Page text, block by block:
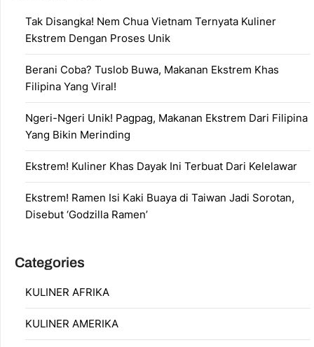
Tak Disangka! Nem Chua Vietnam Ternyata Kuliner
Ekstrem Dengan Proses Unik
Berani Coba? Tuslob Buwa, Makanan Ekstrem Khas
Filipina Yang Viral!
Ngeri-Ngeri Unik! Pagpag, Makanan Ekstrem Dari Filipina
Yang Bikin Merinding
Ekstrem! Kuliner Khas Dayak Ini Terbuat Dari Kelelawar
Ekstrem! Ramen Isi Kaki Buaya di Taiwan Jadi Sorotan,
Disebut ‘Godzilla Ramen’
Categories
KULINER AFRIKA
KULINER AMERIKA